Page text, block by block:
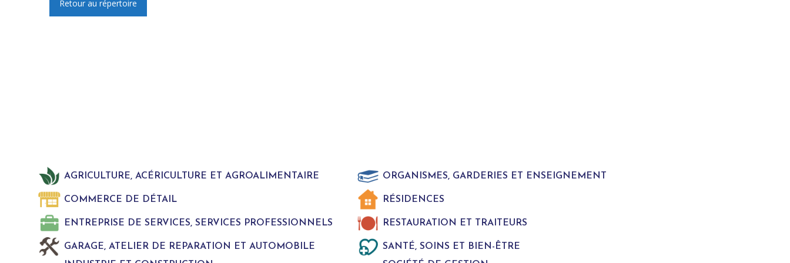
Retour au répertoire
AGRICULTURE, ACÉRICULTURE ET AGROALIMENTAIRE ORGANISMES, GARDERIES ET ENSEIGNEMENT
COMMERCE DE DÉTAIL RÉSIDENCES
ENTREPRISE DE SERVICES, SERVICES PROFESSIONNELS RESTAURATION ET TRAITEURS
GARAGE, ATELIER DE REPARATION ET AUTOMOBILE
SANTÉ, SOINS ET BIEN-ÊTRE